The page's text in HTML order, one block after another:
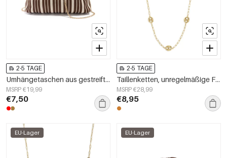
2-5 TAGE
Umhängetaschen aus gestreiftem Polyester
MSRP €19,99
€7,50
2-5 TAGE
Taillenketten, unregelmäßige Form, schlichtes Edelstahl, Alltagsaccessoires
MSRP €28,99
€8,95
EU-Lager EU-Lager